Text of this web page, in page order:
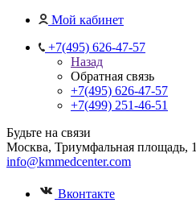
Мой кабинет
+7(495) 626-47-57
Назад
Обратная связь
+7(495) 626-47-57
+7(499) 251-46-51
Будьте на связи
Москва, Триумфальная площадь, 1
info@kmmedcenter.com
Вконтакте